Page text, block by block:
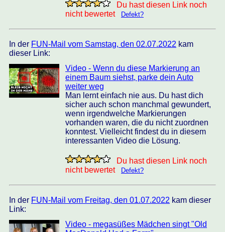
Du hast diesen Link noch
nicht bewertet
Defekt?
In der FUN-Mail vom Samstag, den 02.07.2022 kam
dieser Link:
Video - Wenn du diese Markierung an
einem Baum siehst, parke dein Auto
weiter weg
Man lernt einfach nie aus. Du hast dich
sicher auch schon manchmal gewundert,
wenn irgendwelche Markierungen
vorhanden waren, die du nicht zuordnen
konntest. Vielleicht findest du in diesem
interessanten Video die Lösung.
Du hast diesen Link noch
nicht bewertet
Defekt?
In der FUN-Mail vom Freitag, den 01.07.2022 kam dieser
Link:
Video - megasüßes Mädchen singt "Old